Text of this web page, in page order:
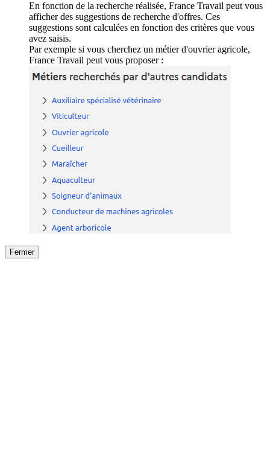
En fonction de la recherche réalisée, France Travail peut vous
afficher des suggestions de recherche d'offres. Ces
suggestions sont calculées en fonction des critères que vous
avez saisis.
Par exemple si vous cherchez un métier d'ouvrier agricole,
France Travail peut vous proposer :
Fermer